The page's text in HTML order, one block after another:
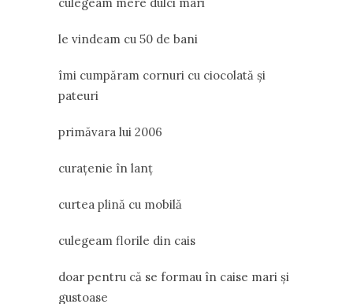
le vindeam cu 50 de bani
îmi cumpăram cornuri cu ciocolată și
pateuri
primăvara lui 2006
curațenie în lanț
curtea plină cu mobilă
culegeam florile din cais
doar pentru că se formau în caise mari și
gustoase